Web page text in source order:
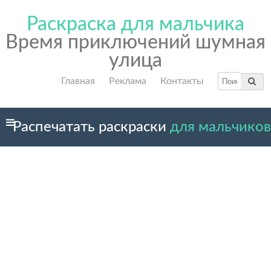
Раскраска для мальчика
Время приключений шумная
улица
Главная Реклама Контакты
Распечатать раскраски для мальчиков